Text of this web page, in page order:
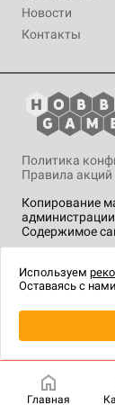
Новости
Контакты
Копирование
администрации
Содержимое
Политика
Правила акций
технологии.
Главная
Используем
Оставаясь с